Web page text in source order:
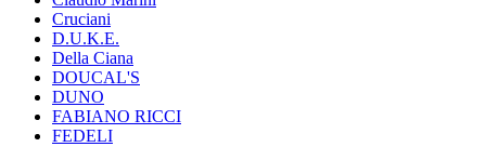
Cruciani
D.U.K.E.
Della Ciana
DOUCAL'S
DUNO
FABIANO RICCI
FEDELI